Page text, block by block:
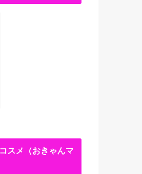
スメ（おきゃんマ